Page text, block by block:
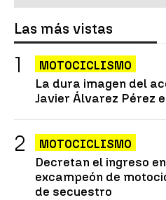
Las más vistas
MOTOCICLISMO
La dura imagen del
Javier Álvarez Pérez
MOTOCICLISMO
Decretan el ingreso
excampeón de
de secuestro